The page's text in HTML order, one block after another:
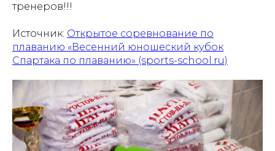
тренеров!!!
Источник: Открытое соревнование по
плаванию «Весенний юношеский кубок
Спартака по плаванию» (sports-school.ru)